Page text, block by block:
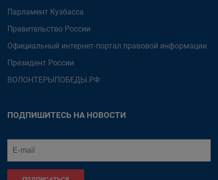
Парламент Кузбасса
Правительство России
Официальный интернет-портал правовой информации
Президент России
ВОЛОНТЕРЫПОБЕДЫ.РФ
ПОДПИШИТЕСЬ НА НОВОСТИ